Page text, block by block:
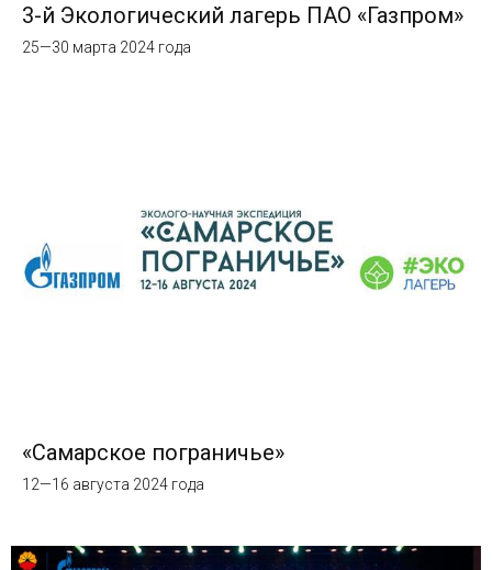
3-й Экологический лагерь ПАО «Газпром»
25—30 марта 2024 года
«Самарское пограничье»
12—16 августа 2024 года